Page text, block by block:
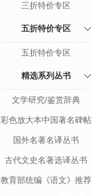
三折特价专区
五折特价专区
五折特价专区
精选系列丛书
文学研究/鉴赏辞典
彩色放大本中国著名碑帖
国外名著名译丛书
古代文史名著选译丛书
教育部统编《语文》推荐